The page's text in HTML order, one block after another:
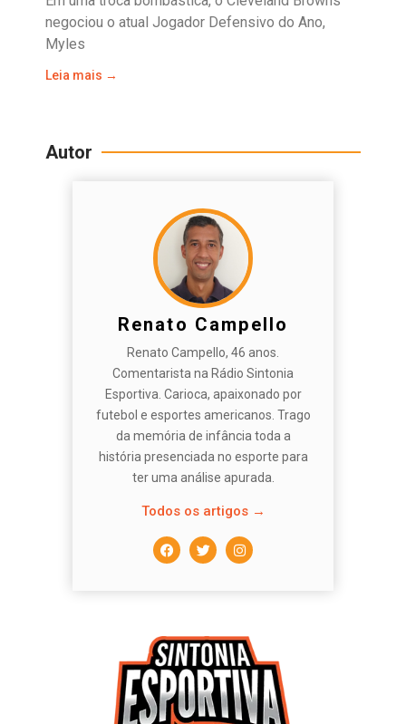
negociou o atual Jogador Defensivo do Ano,
Myles
Leia mais →
Autor
Renato Campello
Renato Campello, 46 anos.
Comentarista na Rádio Sintonia
Esportiva. Carioca, apaixonado por
futebol e esportes americanos. Trago
da memória de infância toda a
história presenciada no esporte para
ter uma análise apurada.
Todos os artigos →